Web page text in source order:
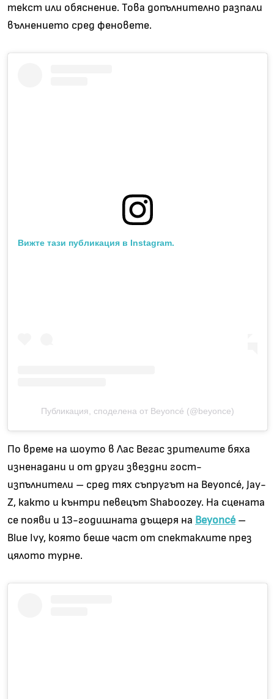
текст или обяснение. Това допълнително разпали
вълнението сред феновете.
Вижте тази публикация в Instagram.
Публикация, споделена от Beyoncé (@beyonce)
По време на шоуто в Лас Вегас зрителите бяха
изненадани и от други звездни гост-
изпълнители – сред тях съпругът на Beyoncé, Jay-
Z, както и кънтри певецът Shaboozey. На сцената
се появи и 13-годишната дъщеря на Beyoncé –
Blue Ivy, която беше част от спектаклите през
цялото турне.